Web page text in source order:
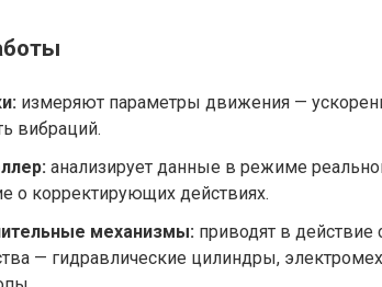
измеряют параметры движения —
вибраций.
анализирует данные в режиме
о корректирующих действиях.
механизмы: приводят в
— гидравлические цилиндры,